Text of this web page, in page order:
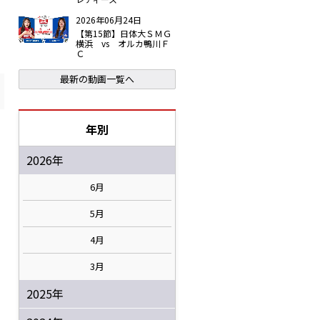
2026年06月24日
【第15節】日体大ＳＭＧ
横浜 vs オルカ鴨川Ｆ
Ｃ
最新の動画一覧へ
年別
2026年
6月
5月
4月
3月
2025年